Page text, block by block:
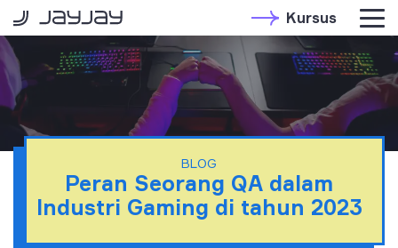
Kursus
BLOG
Peran Seorang QA dalam
Industri Gaming di tahun 2023